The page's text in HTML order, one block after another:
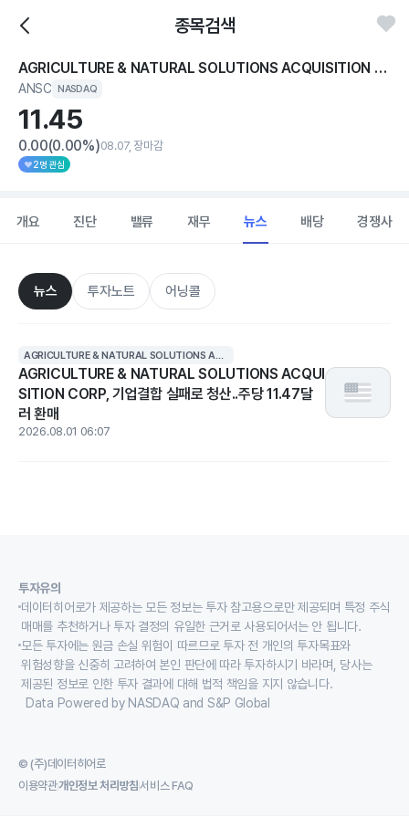
종목검색
AGRICULTURE & NATURAL SOLUTIONS ACQUISITION CORP
ANSC NASDAQ
11.45
0.00(0.00%)08.07, 장마감
2명 관심
개요 진단 밸류 재무 뉴스 배당 경쟁사
뉴스 투자노트 어닝콜
AGRICULTURE & NATURAL SOLUTIONS ACQUI
SITION CORP, 기업결합 실패로 청산..주당 11.47달
러 환매
2026.08.01 06:07
투자유의
데이터히어로가 제공하는 모든 정보는 투자 참고용으로만 제공되며 특정 주식
매매를 추천하거나 투자 결정의 유일한 근거로 사용되어서는 안 됩니다.
모든 투자에는 원금 손실 위험이 따르므로 투자 전 개인의 투자목표와
위험성향을 신중히 고려하여 본인 판단에 따라 투자하시기 바라며, 당사는
제공된 정보로 인한 투자 결과에 대해 법적 책임을 지지 않습니다.
Data Powered by NASDAQ and S&P Global
© (주)데이터히어로
이용약관개인정보 처리방침서비스 FAQ